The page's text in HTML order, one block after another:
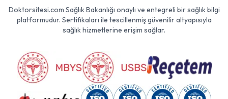
Doktorsitesi.com Sağlık Bakanlığı onaylı ve entegreli bir sağlık bilgi
platformudur. Sertifikaları ile tescillenmiş güvenilir altyapısıyla
sağlık hizmetlerine erişim sağlar.